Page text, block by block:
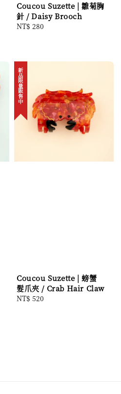
Coucou Suzette | 雛菊胸
針 / Daisy Brooch
Regular
NT$ 280
新品限量販售中
Coucou Suzette | 螃蟹
髮爪夾 / Crab Hair Claw
Regular
NT$ 520